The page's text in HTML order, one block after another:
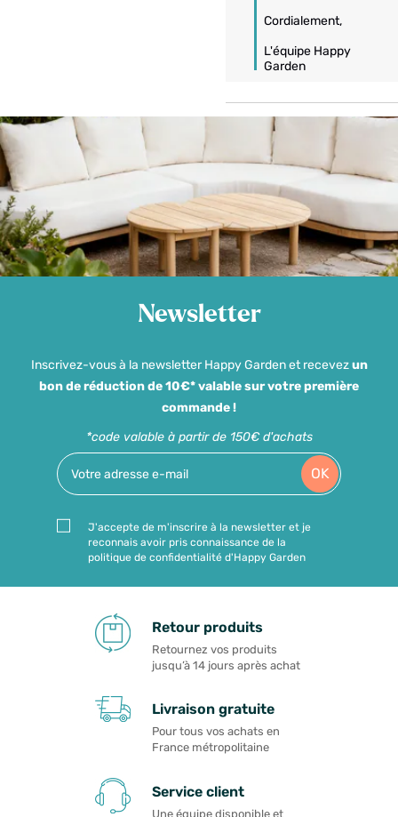
Cordialement,
L'équipe Happy
Garden
Newsletter
Inscrivez-vous à la newsletter Happy Garden et recevezun
bon de réduction de 10€* valable sur votre première
commande !
*code valable à partir de 150€ d'achats
OK
J'accepte de m'inscrire à la newsletter et je
reconnais avoir pris connaissance de la
politique de confidentialité d'Happy Garden
Retour produits
Retournez vos produits
jusqu’à 14 jours après achat
Livraison gratuite
Pour tous vos achats en
France métropolitaine
Service client
Une équipe disponible et